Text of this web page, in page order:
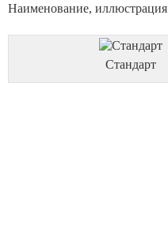
Наименование, иллюстрация
Стандарт